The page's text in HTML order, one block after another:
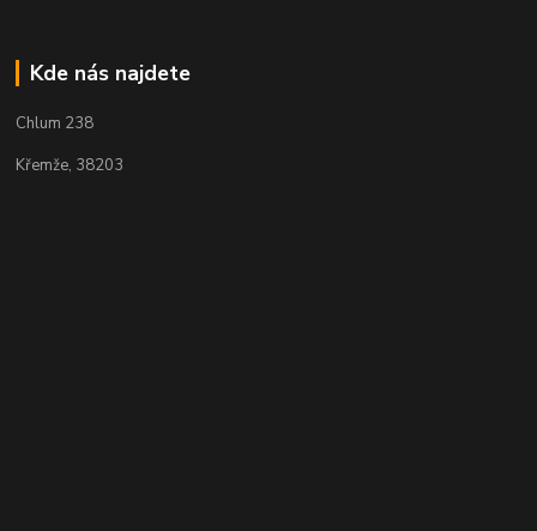
Kde nás najdete
Chlum 238
Křemže, 38203